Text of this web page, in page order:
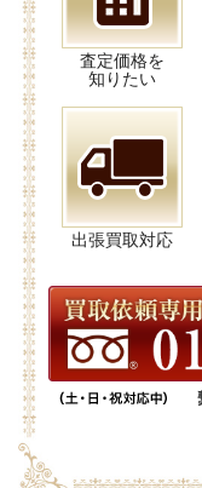
査定価格を
知りたい
出張買取対応